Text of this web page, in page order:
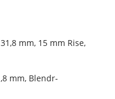
mm, 15 mm Rise,
mm, Blendr-